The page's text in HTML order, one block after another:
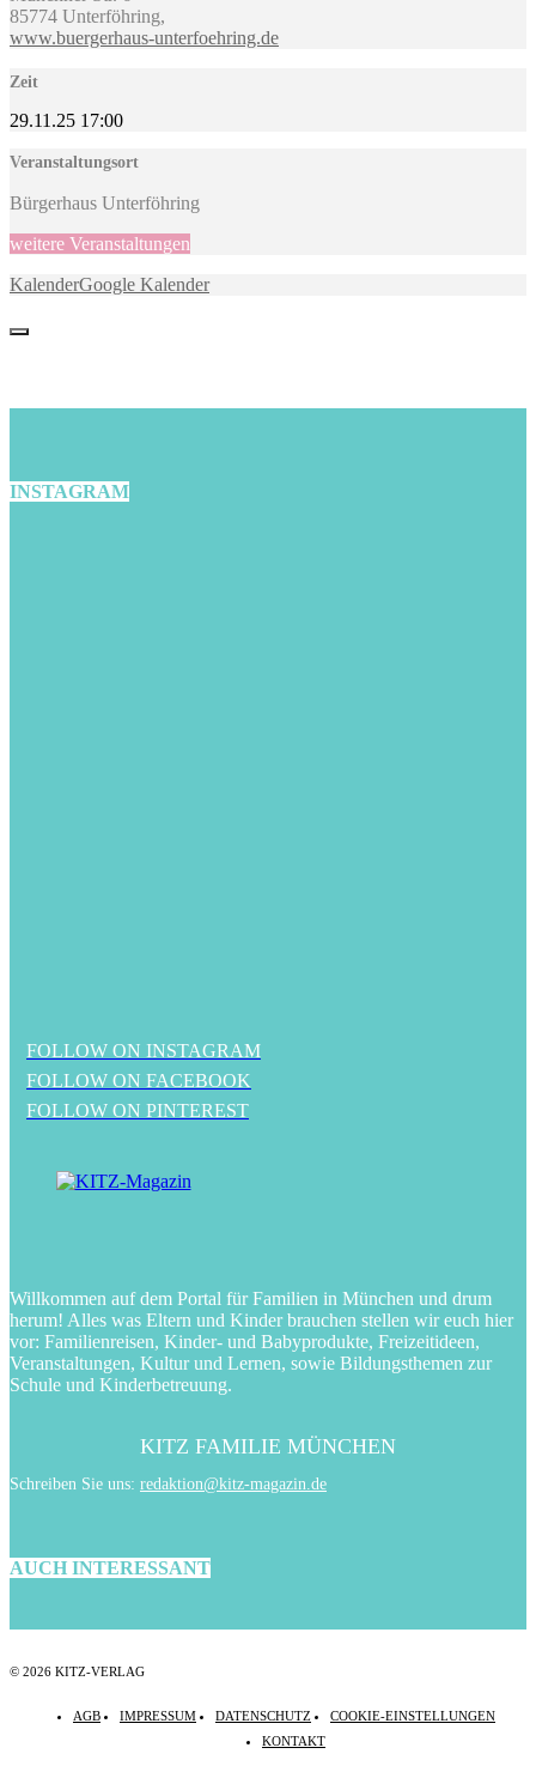
85774 Unterföhring,
www.buergerhaus-unterfoehring.de
Zeit
29.11.25 17:00
Veranstaltungsort
Bürgerhaus Unterföhring
weitere Veranstaltungen
KalenderGoogle Kalender
INSTAGRAM
FOLLOW ON INSTAGRAM
FOLLOW ON FACEBOOK
FOLLOW ON PINTEREST
Willkommen auf dem Portal für Familien in München und drum
herum! Alles was Eltern und Kinder brauchen stellen wir euch hier
vor: Familienreisen, Kinder- und Babyprodukte, Freizeitideen,
Veranstaltungen, Kultur und Lernen, sowie Bildungsthemen zur
Schule und Kinderbetreuung.
KITZ FAMILIE MÜNCHEN
Schreiben Sie uns: redaktion@kitz-magazin.de
AUCH INTERESSANT
© 2026 KITZ-VERLAG
AGB IMPRESSUM DATENSCHUTZ
COOKIE-EINSTELLUNGEN
KONTAKT